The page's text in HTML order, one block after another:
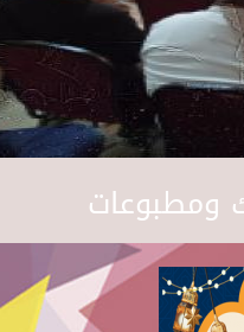
ومطبوعات